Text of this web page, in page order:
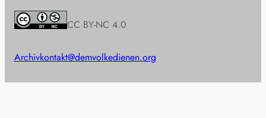
CC BY-NC 4.0
Archivkontakt@demvolkedienen.org